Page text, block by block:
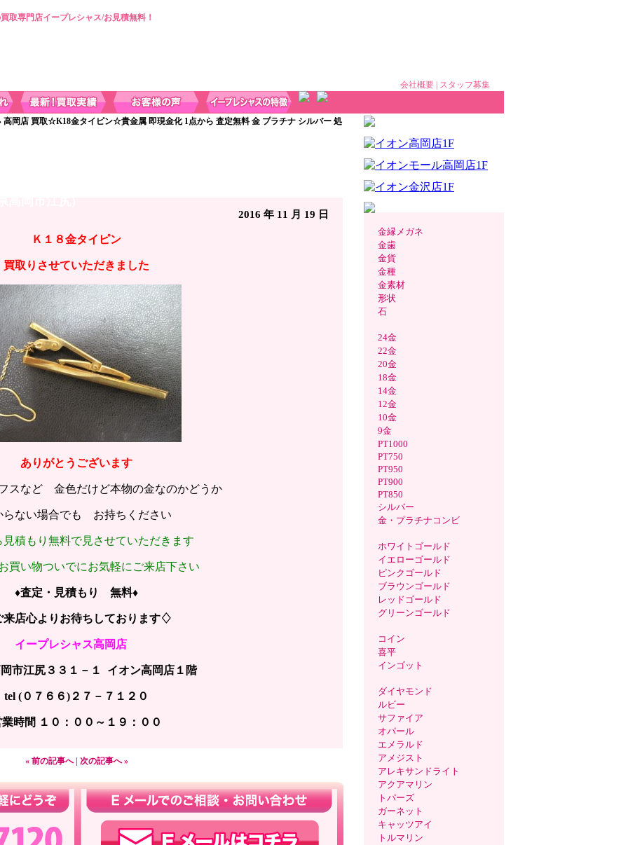
取専門店イープレシャス/お見積無料！
会社概要 スタッフ募集
高岡店 買取☆K18金タイピン☆貴金属 即現金化 1点から 査定無料 金 プラチナ シルバー 処
2016 年 11 月 19 日
Ｋ１８金タイピン
買取りさせていただきました
ありがとうございます
スなど 金色だけど本物の金なのかどうか
らない場合でも お持ちください
見積もり無料で見させていただきます
買い物ついでにお気軽にご来店下さい
♦査定・見積もり 無料♦
店心よりお待ちしております♢
イープレシャス高岡店
市江尻３３１－１ イオン高岡店１階
tel (０７６６)２７－７１２０
時間 １０：００～１９：００
« 前の記事へ| 次の記事へ »
金縁メガネ
金歯
金貨
金種
金素材
形状
石
24金
22金
20金
18金
14金
12金
10金
9金
PT1000
PT750
PT950
PT900
PT850
シルバー
金・プラチナコンビ
ホワイトゴールド
イエローゴールド
ピンクゴールド
ブラウンゴールド
レッドゴールド
グリーンゴールド
コイン
喜平
インゴット
ダイヤモンド
ルビー
サファイア
オパール
エメラルド
アメジスト
アレキサンドライト
アクアマリン
トパーズ
ガーネット
キャッツアイ
トルマリン